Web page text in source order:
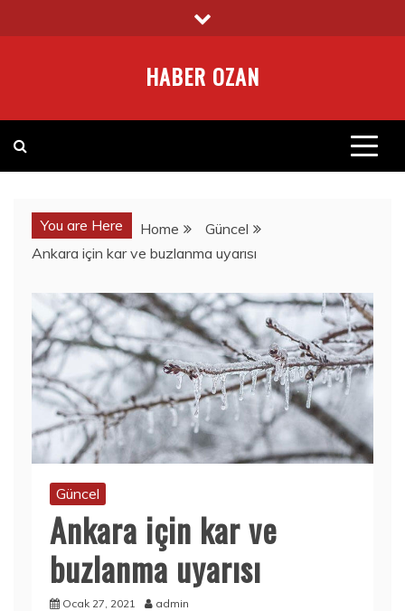
to
HABER OZAN
You are Here Home
Güncel
Ankara için kar ve buzlanma uyarısı
Güncel
Ankara için kar ve
buzlanma uyarısı
Ocak 27, 2021 admin